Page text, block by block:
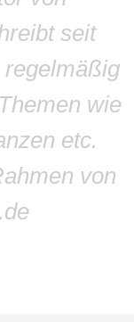
seit
regelmäßig
wie
etc.
von